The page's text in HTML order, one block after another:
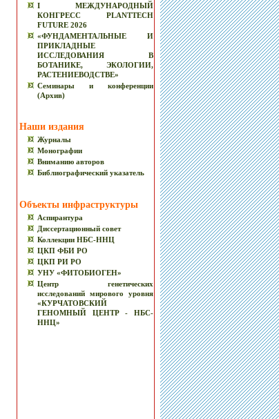
I МЕЖДУНАРОДНЫЙ
КОНГРЕСС PLANTTECH
FUTURE 2026
«ФУНДАМЕНТАЛЬНЫЕ И
ПРИКЛАДНЫЕ
ИССЛЕДОВАНИЯ В
БОТАНИКЕ, ЭКОЛОГИИ,
РАСТЕНИЕВОДСТВЕ»
Семинары и конференции
(Архив)
Наши издания
Журналы
Монографии
Вниманию авторов
Библиографический указатель
Объекты инфраструктуры
Аспирантура
Диссертационный совет
Коллекции НБС-ННЦ
ЦКП ФБИ РО
ЦКП РИ РО
УНУ «ФИТОБИОГЕН»
Центр генетических
исследований мирового уровня
«КУРЧАТОВСКИЙ
ГЕНОМНЫЙ ЦЕНТР - НБС-
ННЦ»